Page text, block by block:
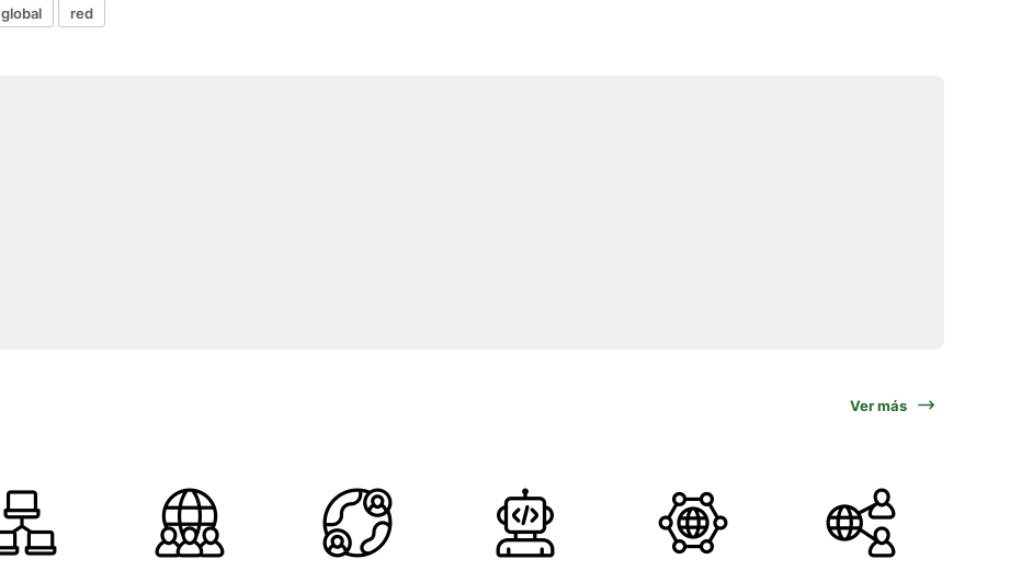
global red
Ver más